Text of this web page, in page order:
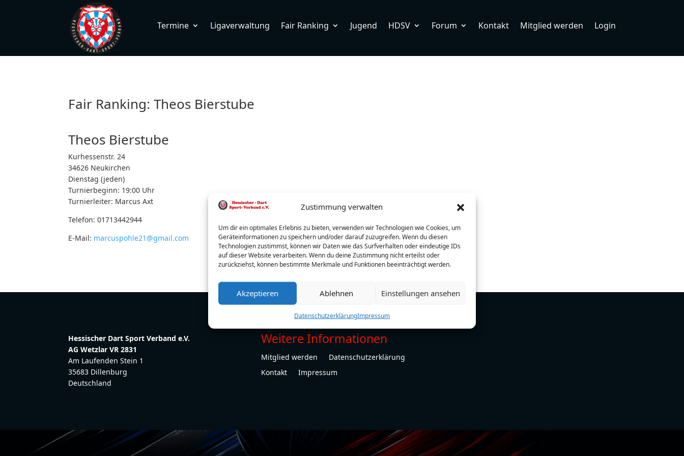
Zustimmung verwalten
Um dir ein optimales Erlebnis zu bieten, verwenden wir Technologien wie Cookies, um
Geräteinformationen zu speichern und/oder darauf zuzugreifen. Wenn du diesen
Technologien zustimmst, können wir Daten wie das Surfverhalten oder eindeutige IDs
auf dieser Website verarbeiten. Wenn du deine Zustimmung nicht erteilst oder
zurückziehst, können bestimmte Merkmale und Funktionen beeinträchtigt werden.
Akzeptieren Ablehnen Einstellungen ansehen
DatenschutzerklärungImpressum
Termine Ligaverwaltung Fair Ranking Jugend HDSV Forum Kontakt Mitglied werden Login
Fair Ranking: Theos Bierstube
Theos Bierstube
Kurhessenstr. 24
34626 Neukirchen
Dienstag (jeden)
Turnierbeginn: 19:00 Uhr
Turnierleiter: Marcus Axt
Telefon: 01713442944
E-Mail: marcuspohle21@gmail.com
Hessischer Dart Sport Verband e.V.
AG Wetzlar VR 2831
Am Laufenden Stein 1
35683 Dillenburg
Deutschland
Weitere Informationen
Mitglied werden
Datenschutzerklärung
Kontakt
Impressum